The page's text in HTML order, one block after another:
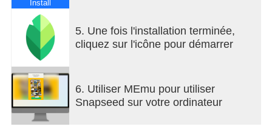
• Appareil photo Snapseed – capturez directement
avec vos simulations de films ou looks
personnalisés en temps réel et passez l'étape de
retouche
• Ajuster – réglez l'exposition et la couleur
automatiquement ou manuellement avec précision
• Masquage en un geste – sélectionnez
instantanément sujets ou arrière-plans pour des
retouches ciblées et fluides
Install
5. Une fois l'installation terminée,
cliquez sur l'icône pour démarrer
6. Utiliser MEmu pour utiliser
Snapseed sur votre ordinateur